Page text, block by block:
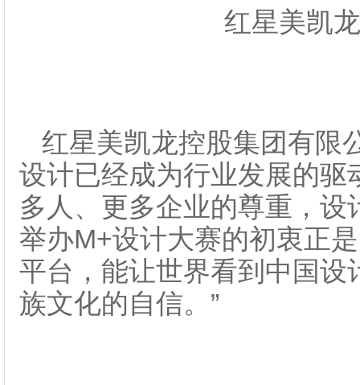
红星美凯
红星美凯龙控股集团有限
设计已经成为行业发展的
多人、更多企业的尊重，
举办M+设计大赛的初衷正
平台，能让世界看到中国
族文化的自信。”